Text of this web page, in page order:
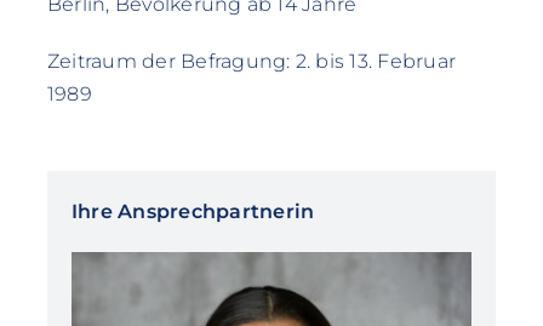
Zeitraum der Befragung: 2. bis 13. Februar
1989
Ihre Ansprechpartnerin